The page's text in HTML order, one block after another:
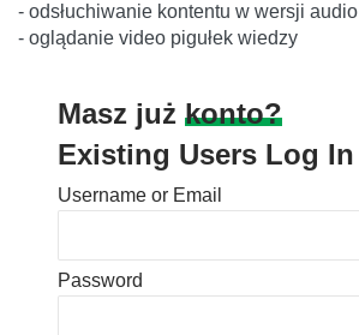
- odsłuchiwanie kontentu w wersji audio
- oglądanie video pigułek wiedzy
Masz już konto?
Existing Users Log In
Username or Email
Password